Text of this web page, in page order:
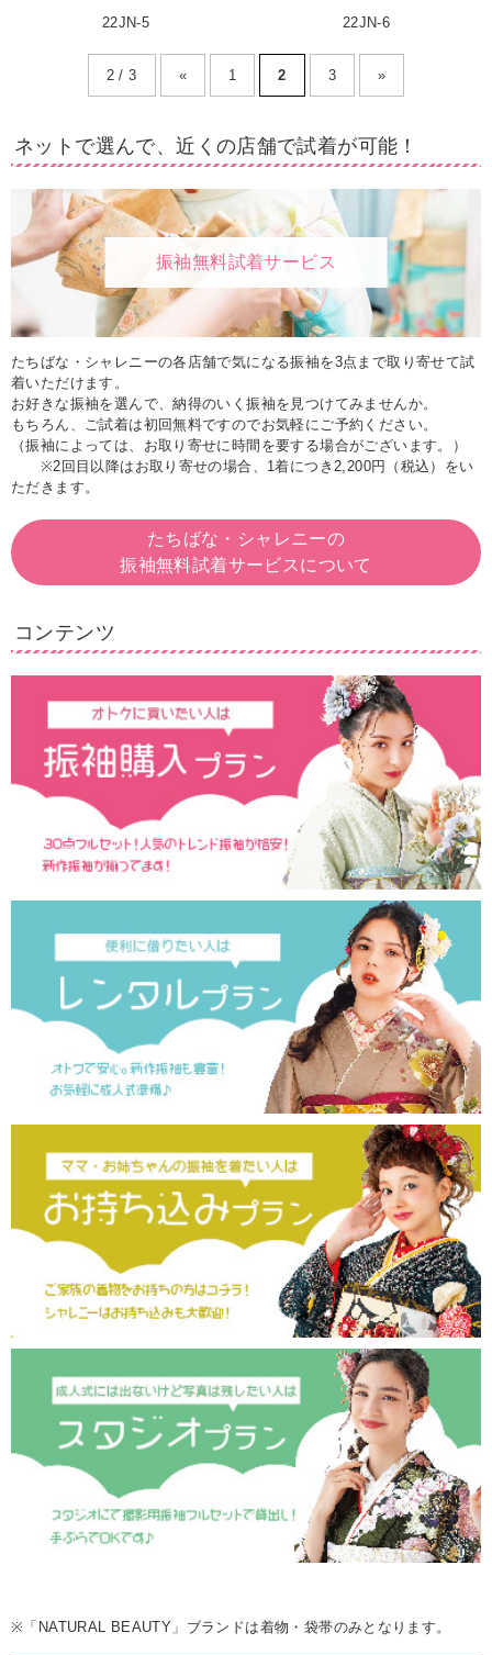
22JN-5 22JN-6
2 / 3 « 1 2 3 »
ネットで選んで、近くの店舗で試着が可能！
振袖無料試着サービス
たちばな・シャレニーの各店舗で気になる振袖を3点まで取り寄せて試
着いただけます。
お好きな振袖を選んで、納得のいく振袖を見つけてみませんか。
もちろん、ご試着は初回無料ですのでお気軽にご予約ください。
（振袖によっては、お取り寄せに時間を要する場合がございます。）
※2回目以降はお取り寄せの場合、1着につき2,200円（税込）をい
ただきます。
たちばな・シャレニーの
振袖無料試着サービスについて
コンテンツ
※「NATURAL BEAUTY」ブランドは着物・袋帯のみとなります。